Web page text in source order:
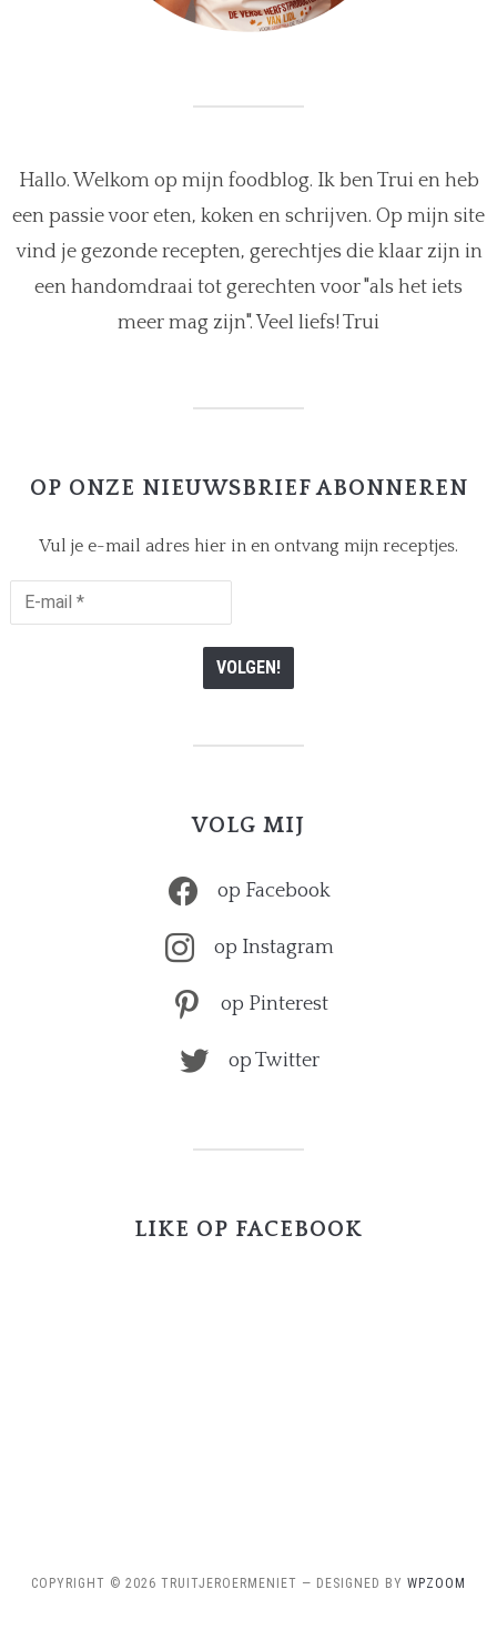
Hallo. Welkom op mijn foodblog. Ik ben Trui en heb
een passie voor eten, koken en schrijven. Op mijn site
vind je gezonde recepten, gerechtjes die klaar zijn in
een handomdraai tot gerechten voor "als het iets
meer mag zijn". Veel liefs! Trui
OP ONZE NIEUWSBRIEF ABONNEREN
Vul je e-mail adres hier in en ontvang mijn receptjes.
E-
VOLG MIJ
op Facebook
op Instagram
op Pinterest
op Twitter
LIKE OP FACEBOOK
COPYRIGHT © 2026 TRUITJEROERMENIET — DESIGNED BY WPZOOM